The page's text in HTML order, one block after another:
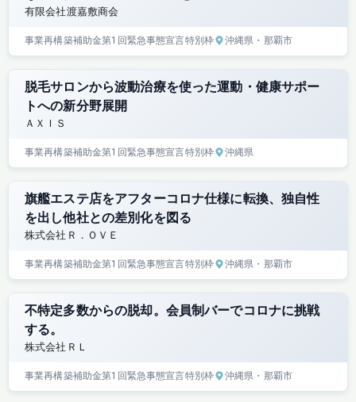
有限会社渡嘉敷商会
事業再構築補助金第1回緊急事態宣言特別枠 沖縄県 ・那覇市
脱毛サロンから波動治療を使った運動・健康サポー
トへの新分野展開
ＡＸＩＳ
事業再構築補助金第1回緊急事態宣言特別枠 沖縄県
旗艦エステ店をアフターコロナ仕様に転換、独自性
を出し他社との差別化を図る
株式会社Ｒ．ＯＶＥ
事業再構築補助金第1回緊急事態宣言特別枠 沖縄県 ・那覇市
不特定多数からの脱却。会員制バーでコロナに挑戦
する。
株式会社ＲＬ
事業再構築補助金第1回緊急事態宣言特別枠 沖縄県 ・那覇市